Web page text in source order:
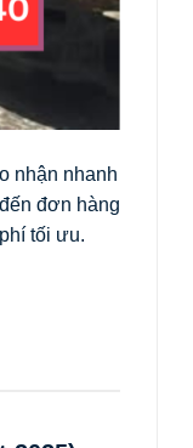
nhận nhanh
đơn hàng
tối ưu.